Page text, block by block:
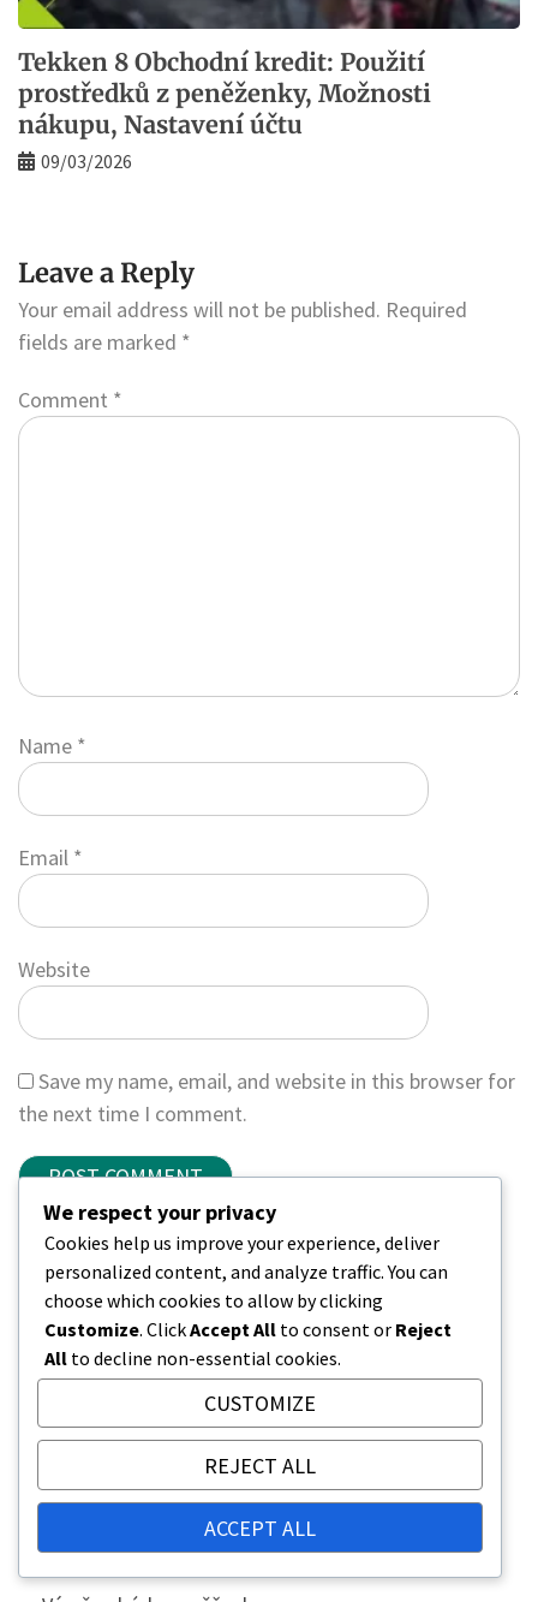
Tekken 8 Obchodní kredit: Použití
prostředků z peněženky, Možnosti
nákupu, Nastavení účtu
09/03/2026
Leave a Reply
Your email address will not be published. Required
fields are marked *
Comment *
Name *
Email *
Website
Save my name, email, and website in this browser for
the next time I comment.
ODKAZY
Kontaktujte nás
O společnosti
Veškerý obsah
KATEGORIE
Bonusy edice
Nároky na DLC bojovníka
We respect your privacy
Cookies help us improve your experience, deliver
personalized content, and analyze traffic. You can
choose which cookies to allow by clicking
Customize. ClickAccept All to consent or Reject
All to decline non-essential cookies.
CUSTOMIZE
REJECT ALL
ACCEPT ALL